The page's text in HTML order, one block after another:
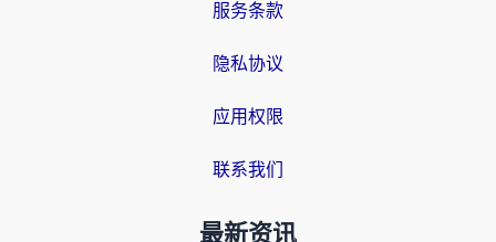
服务条款
隐私协议
应用权限
联系我们
最新资讯